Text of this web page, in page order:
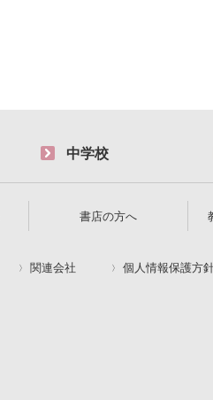
中学校
書店の方へ
関連会社 個人情報保護方